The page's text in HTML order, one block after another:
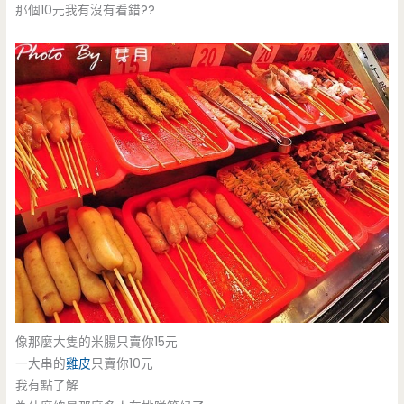
那個10元我有沒有看錯??
像那麼大隻的米腸只賣你15元
一大串的雞皮只賣你10元
我有點了解